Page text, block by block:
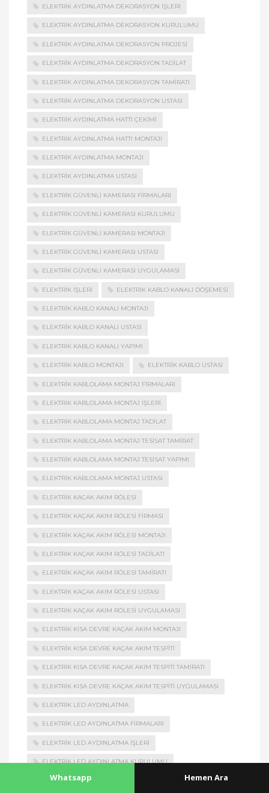
ELEKTRIK AYDINLATMA DEKORASYON İŞLERI
ELEKTRIK AYDINLATMA DEKORASYON KURULUMU
ELEKTRIK AYDINLATMA DEKORASYON PROJESI
ELEKTRIK AYDINLATMA DEKORASYON TADILAT
ELEKTRIK AYDINLATMA DEKORASYON TAMIRATI
ELEKTRIK AYDINLATMA DEKORASYON USTASI
ELEKTRIK AYDINLATMA HATTI ÇEKIMI
ELEKTRIK AYDINLATMA HATTI MONTAJI
ELEKTRIK AYDINLATMA MONTAJI
ELEKTRIK AYDINLATMA USTASI
ELEKTRIK GÜVENLI KAMERASI FIRMALARI
ELEKTRIK GÜVENLI KAMERASI KURULUMU
ELEKTRIK GÜVENLI KAMERASI MONTAJI
ELEKTRIK GÜVENLI KAMERASI USTASI
ELEKTRIK GÜVENLI KAMERASI UYGULAMASI
ELEKTRIK İŞLERI ELEKTRIK KABLO KANALI DÖŞEMESI
ELEKTRIK KABLO KANALI MONTAJI
ELEKTRIK KABLO KANALI USTASI
ELEKTRIK KABLO KANALI YAPIMI
ELEKTRIK KABLO MONTAJI ELEKTRIK KABLO USTASI
ELEKTRIK KABLOLAMA MONTAJ FIRMALARI
ELEKTRIK KABLOLAMA MONTAJ İŞLERI
ELEKTRIK KABLOLAMA MONTAJ TADILAT
ELEKTRIK KABLOLAMA MONTAJ TESISAT TAMIRAT
ELEKTRIK KABLOLAMA MONTAJ TESISAT YAPIMI
ELEKTRIK KABLOLAMA MONTAJ USTASI
ELEKTRIK KACAK AKIM RÖLESI
ELEKTRIK KAÇAK AKIM RÖLESI FIRMASI
ELEKTRIK KAÇAK AKIM RÖLESI MONTAJI
ELEKTRIK KAÇAK AKIM RÖLESI TADILATI
ELEKTRIK KAÇAK AKIM RÖLESI TAMIRATI
ELEKTRIK KAÇAK AKIM RÖLESI USTASI
ELEKTRIK KAÇAK AKIM RÖLESI UYGULAMASI
ELEKTRIK KISA DEVRE KAÇAK AKIM MONTAJI
ELEKTRIK KISA DEVRE KAÇAK AKIM TESPITI
ELEKTRIK KISA DEVRE KAÇAK AKIM TESPITI TAMIRATI
ELEKTRIK KISA DEVRE KAÇAK AKIM TESPITI UYGULAMASI
ELEKTRIK LED AYDINLATMA
ELEKTRIK LED AYDINLATMA FIRMALARI
ELEKTRIK LED AYDINLATMA İŞLERI
ELEKTRIK LED AYDINLATMA KURULUMU
ELEKTRIK LED AYDINLATMA MONTAJI
Whatsapp Hemen Ara